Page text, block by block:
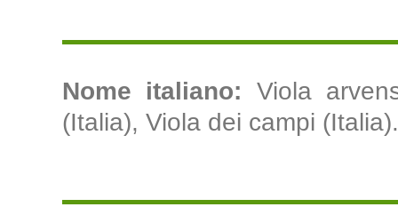
Nome italiano: Viola
(Italia), Viola dei campi (Italia).